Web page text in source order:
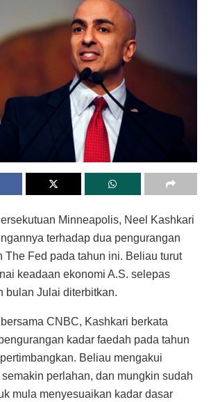
Minneapolis, Neel Kashkari
terhadap dua pengurangan
The Fed pada tahun ini. Beliau turut
keadaan ekonomi A.S. selepas
bulan Julai diterbitkan.
CNBC, Kashkari berkata
kadar faedah pada tahun
Beliau mengakui
perlahan, dan mungkin sudah
mula menyesuaikan kadar dasar